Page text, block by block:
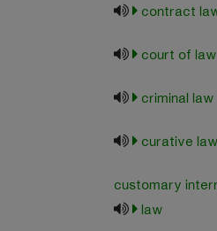
contract
court of law
criminal law
curative law
customary
law